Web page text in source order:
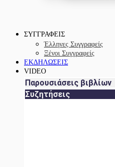
ΣΥΓΓΡΑΦΕΙΣ
Έλληνες Συγγραφείς
Ξένοι Συγγραφείς
ΕΚΔΗΛΩΣΕΙΣ
VIDEO
Παρουσιάσεις βιβλίων
Συζητήσεις